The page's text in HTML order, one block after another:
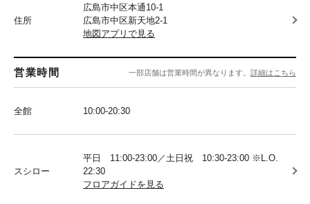
住所
広島市中区本通10-1
広島市中区新天地2-1
地図アプリで見る
営業時間 一部店舗は営業時間が異なります。 詳細はこちら
全館 10:00-20:30
スシロー
平日 11:00-23:00／土日祝 10:30-23:00 ※L.O.
22:30
フロアガイドを見る